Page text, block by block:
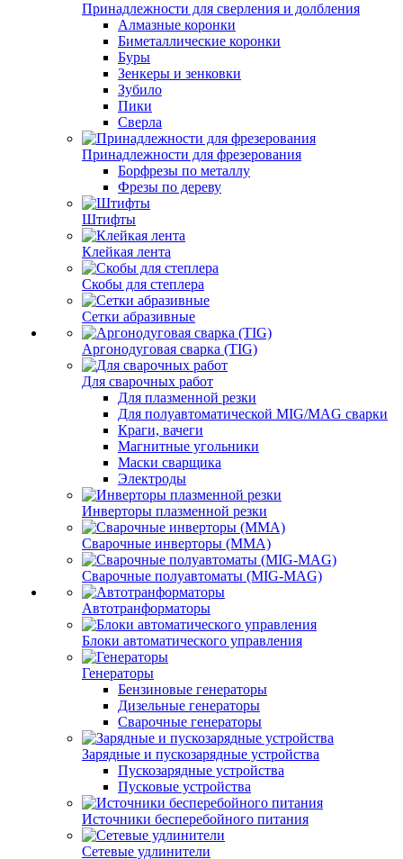
Принадлежности для сверления и долбления
Алмазные коронки
Биметаллические коронки
Буры
Зенкеры и зенковки
Зубило
Пики
Сверла
Принадлежности для фрезерования
Борфрезы по металлу
Фрезы по дереву
Штифты
Клейкая лента
Скобы для степлера
Сетки абразивные
Аргонодуговая сварка (TIG)
Для сварочных работ
Для плазменной резки
Для полуавтоматической MIG/MAG сварки
Краги, вачеги
Магнитные угольники
Маски сварщика
Электроды
Инверторы плазменной резки
Сварочные инверторы (MMA)
Сварочные полуавтоматы (MIG-MAG)
Автотранформаторы
Блоки автоматического управления
Генераторы
Бензиновые генераторы
Дизельные генераторы
Сварочные генераторы
Зарядные и пускозарядные устройства
Пускозарядные устройства
Пусковые устройства
Источники бесперебойного питания
Сетевые удлинители